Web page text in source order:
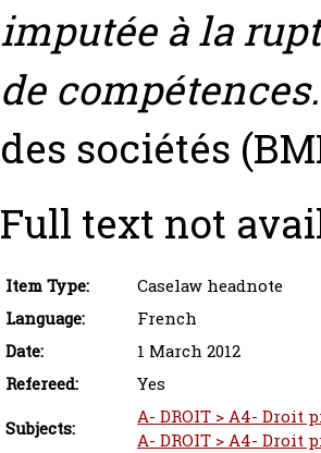
imputée à la
de compétences.
des sociétés
Full text not
Item Type:
Caselaw headnote
Language:
French
Date:
1 March 2012
Refereed:
Yes
Subjects:
A- DROIT > A4- Droit
A- DROIT > A4- Droit